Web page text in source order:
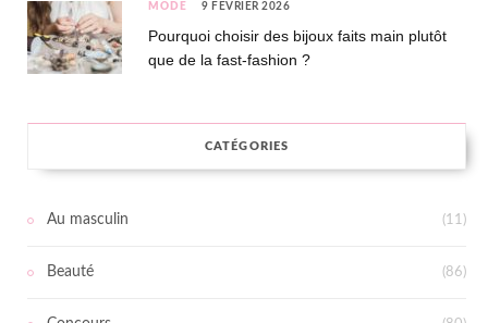
MODE 9 FÉVRIER 2026
Pourquoi choisir des bijoux faits main plutôt
que de la fast-fashion ?
CATÉGORIES
Au masculin (11)
Beauté (86)